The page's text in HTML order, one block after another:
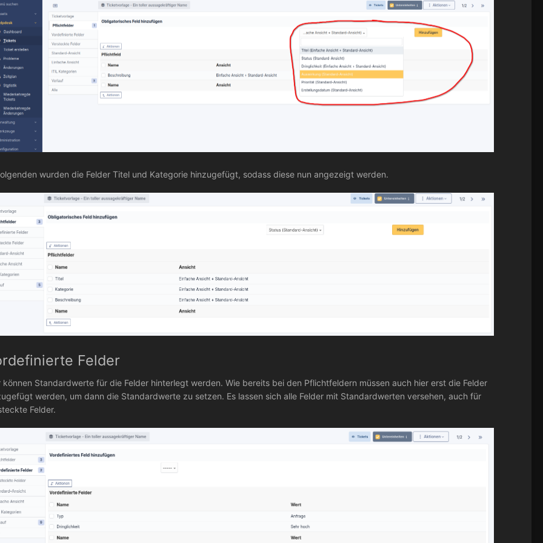
wurden die Felder Titel und Kategorie hinzugefügt, sodass diese nun angezeigt werden.
Felder
können Standardwerte für die Felder hinterlegt werden. Wie bereits bei den Pflichtfeldern müssen auch hier erst die Felder
werden, um dann die Standardwerte zu setzen. Es lassen sich alle Felder mit Standardwerten versehen, auch für
Felder.